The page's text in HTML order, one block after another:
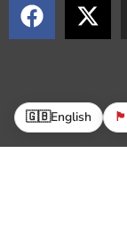
🇬🇧English 🏴󠁧󠁢󠁷󠁬󠁳󠁿